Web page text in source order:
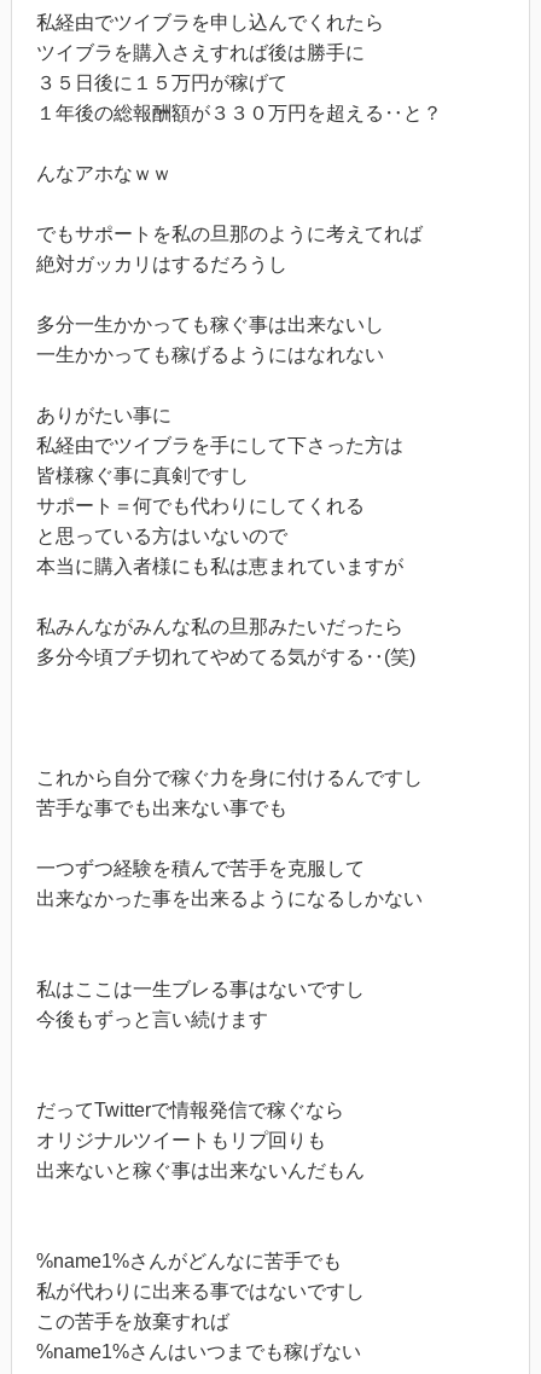
私経由でツイブラを申し込んでくれたら
ツイブラを購入さえすれば後は勝手に
３５日後に１５万円が稼げて
１年後の総報酬額が３３０万円を超える‥と？
んなアホなｗｗ
でもサポートを私の旦那のように考えてれば
絶対ガッカリはするだろうし
多分一生かかっても稼ぐ事は出来ないし
一生かかっても稼げるようにはなれない
ありがたい事に
私経由でツイブラを手にして下さった方は
皆様稼ぐ事に真剣ですし
サポート＝何でも代わりにしてくれる
と思っている方はいないので
本当に購入者様にも私は恵まれていますが
私みんながみんな私の旦那みたいだったら
多分今頃ブチ切れてやめてる気がする‥(笑)
これから自分で稼ぐ力を身に付けるんですし
苦手な事でも出来ない事でも
一つずつ経験を積んで苦手を克服して
出来なかった事を出来るようになるしかない
私はここは一生ブレる事はないですし
今後もずっと言い続けます
だってTwitterで情報発信で稼ぐなら
オリジナルツイートもリプ回りも
出来ないと稼ぐ事は出来ないんだもん
%name1%さんがどんなに苦手でも
私が代わりに出来る事ではないですし
この苦手を放棄すれば
%name1%さんはいつまでも稼げない